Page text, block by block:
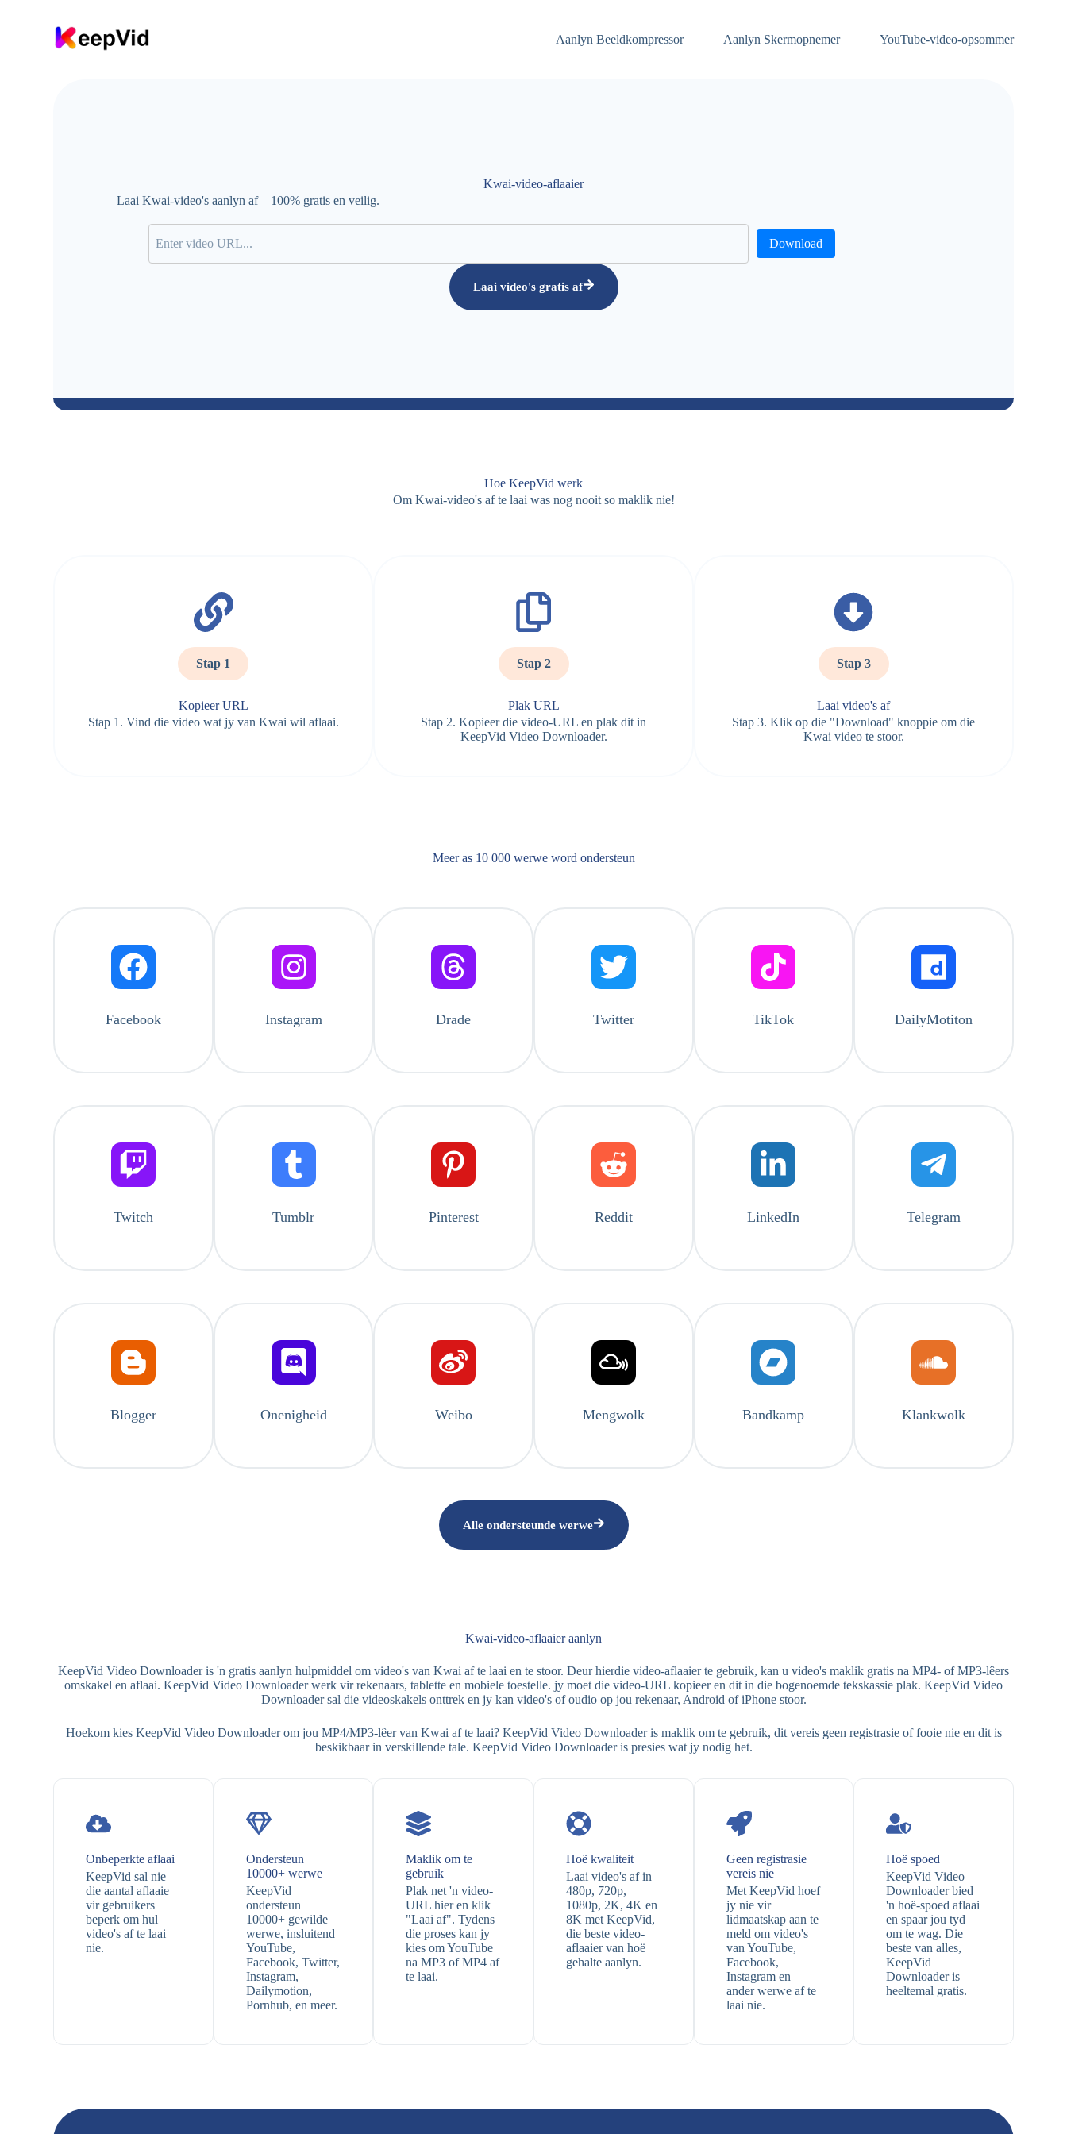
Aanlyn Beeldkompressor Aanlyn Skermopnemer YouTube-video-opsommer
Kwai-video-aflaaier
Laai Kwai-video's aanlyn af – 100% gratis en veilig.
Download
Laai video's gratis af
Hoe KeepVid werk
Om Kwai-video's af te laai was nog nooit so maklik nie!
Stap 1
Kopieer URL
Stap 1. Vind die video wat jy van Kwai wil aflaai.
Stap 2
Plak URL
Stap 2. Kopieer die video-URL en plak dit in
KeepVid Video Downloader.
Stap 3
Laai video's af
Stap 3. Klik op die "Download" knoppie om die
Kwai video te stoor.
Meer as 10 000 werwe word ondersteun
Facebook Instagram Drade Twitter TikTok DailyMotiton
Twitch Tumblr Pinterest Reddit LinkedIn Telegram
Blogger Onenigheid Weibo Mengwolk Bandkamp Klankwolk
Alle ondersteunde werwe
Kwai-video-aflaaier aanlyn
KeepVid Video Downloader is 'n gratis aanlyn hulpmiddel om video's van Kwai af te laai en te stoor. Deur hierdie video-aflaaier te gebruik, kan u video's maklik gratis na MP4- of MP3-lêers
omskakel en aflaai. KeepVid Video Downloader werk vir rekenaars, tablette en mobiele toestelle. jy moet die video-URL kopieer en dit in die bogenoemde tekskassie plak. KeepVid Video
Downloader sal die videoskakels onttrek en jy kan video's of oudio op jou rekenaar, Android of iPhone stoor.
Hoekom kies KeepVid Video Downloader om jou MP4/MP3-lêer van Kwai af te laai? KeepVid Video Downloader is maklik om te gebruik, dit vereis geen registrasie of fooie nie en dit is
beskikbaar in verskillende tale. KeepVid Video Downloader is presies wat jy nodig het.
Onbeperkte aflaai
KeepVid sal nie
die aantal aflaaie
vir gebruikers
beperk om hul
video's af te laai
nie.
Ondersteun
10000+ werwe
KeepVid
ondersteun
10000+ gewilde
werwe, insluitend
YouTube,
Facebook, Twitter,
Instagram,
Dailymotion,
Pornhub, en meer.
Maklik om te
gebruik
Plak net 'n video-
URL hier en klik
"Laai af". Tydens
die proses kan jy
kies om YouTube
na MP3 of MP4 af
te laai.
Hoë kwaliteit
Laai video's af in
480p, 720p,
1080p, 2K, 4K en
8K met KeepVid,
die beste video-
aflaaier van hoë
gehalte aanlyn.
Geen registrasie
vereis nie
Met KeepVid hoef
jy nie vir
lidmaatskap aan te
meld om video's
van YouTube,
Facebook,
Instagram en
ander werwe af te
laai nie.
Hoë spoed
KeepVid Video
Downloader bied
'n hoë-spoed aflaai
en spaar jou tyd
om te wag. Die
beste van alles,
KeepVid
Downloader is
heeltemal gratis.